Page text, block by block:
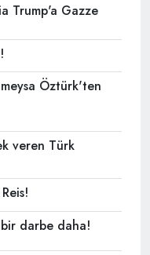
Trump'a Gazze
Öztürk'ten
veren Türk
darbe daha!